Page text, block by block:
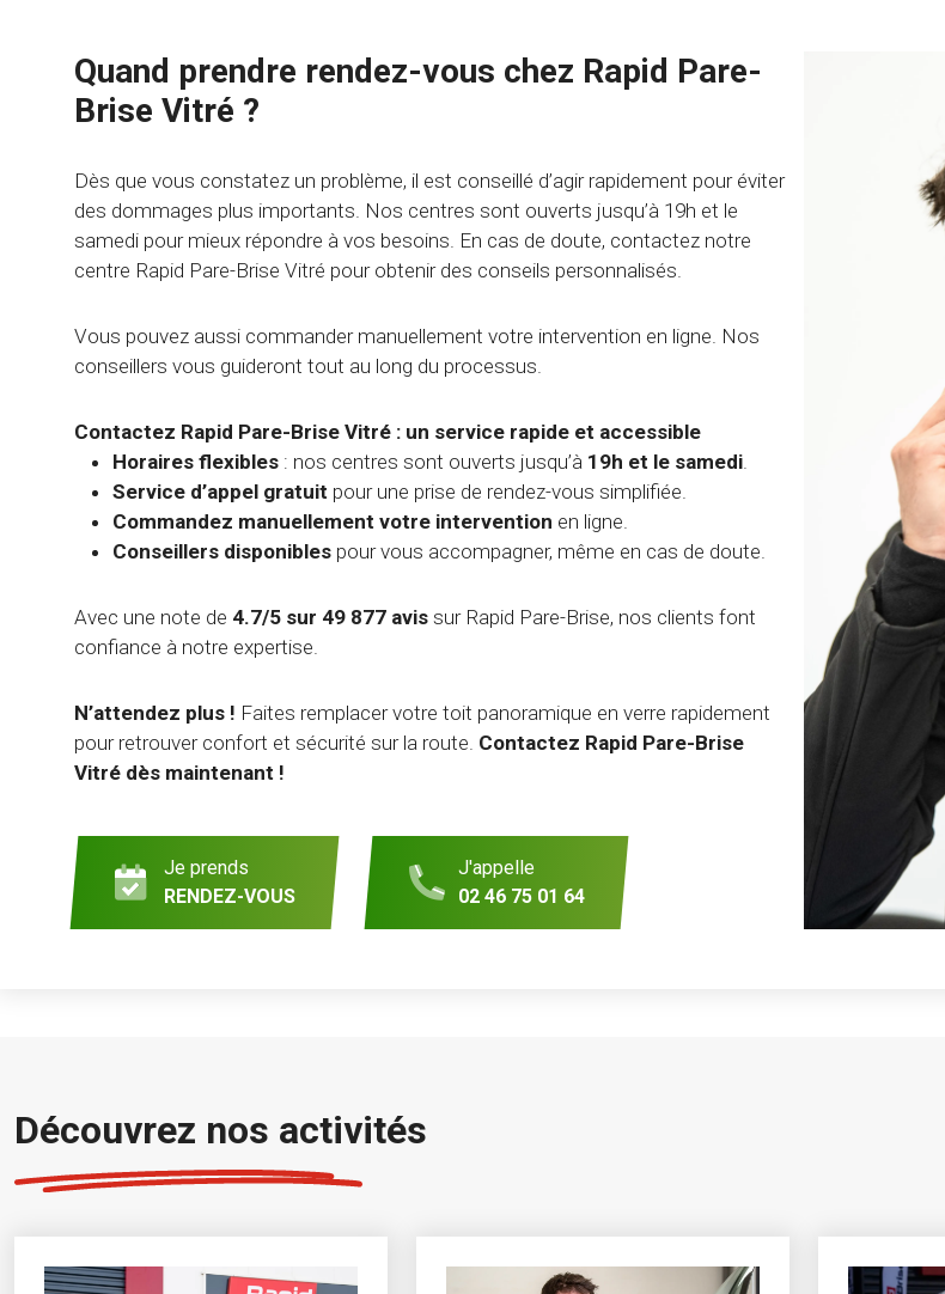
Quand prendre rendez-vous chez Rapid Pare-
Brise Vitré ?
Dès que vous constatez un problème, il est conseillé d’agir rapidement pour éviter
des dommages plus importants. Nos centres sont ouverts jusqu’à 19h et le
samedi pour mieux répondre à vos besoins. En cas de doute, contactez notre
centre Rapid Pare-Brise Vitré pour obtenir des conseils personnalisés.
Vous pouvez aussi commander manuellement votre intervention en ligne. Nos
conseillers vous guideront tout au long du processus.
Contactez Rapid Pare-Brise Vitré : un service rapide et accessible
Horaires flexibles : nos centres sont ouverts jusqu’à 19h et le samedi.
Service d’appel gratuit pour une prise de rendez-vous simplifiée.
Commandez manuellement votre intervention en ligne.
Conseillers disponibles pour vous accompagner, même en cas de doute.
Avec une note de 4.7/5 sur 49 877 avis sur Rapid Pare-Brise, nos clients font
confiance à notre expertise.
N’attendez plus ! Faites remplacer votre toit panoramique en verre rapidement
pour retrouver confort et sécurité sur la route. Contactez Rapid Pare-Brise
Vitré dès maintenant !
Je prends
RENDEZ-VOUS
J'appelle
02 46 75 01 64
Découvrez nos activités